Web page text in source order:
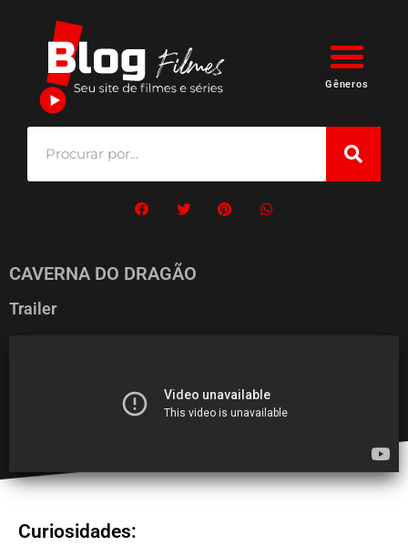
Gêneros
CAVERNA DO DRAGÃO
Trailer
Curiosidades: